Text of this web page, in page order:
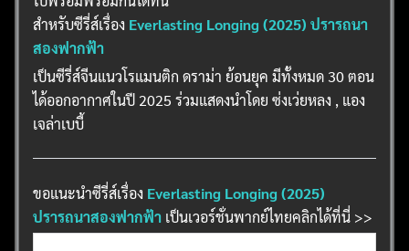
สำหรับซีรี่ส์เรื่อง Everlasting Longing (2025) ปรารถนา
สองฟากฟ้า
เป็นซีรี่ส์จีนแนวโรแมนติก ดราม่า ย้อนยุค มีทั้งหมด 30 ตอน
ได้ออกอากาศในปี 2025 ร่วมแสดงนำโดย ซ่งเว่ยหลง , แอง
เจล่าเบบี้
ขอแนะนำซีรี่ส์เรื่อง Everlasting Longing (2025)
ปรารถนาสองฟากฟ้า เป็นเวอร์ชั่นพากย์ไทยคลิกได้ที่นี่ >>